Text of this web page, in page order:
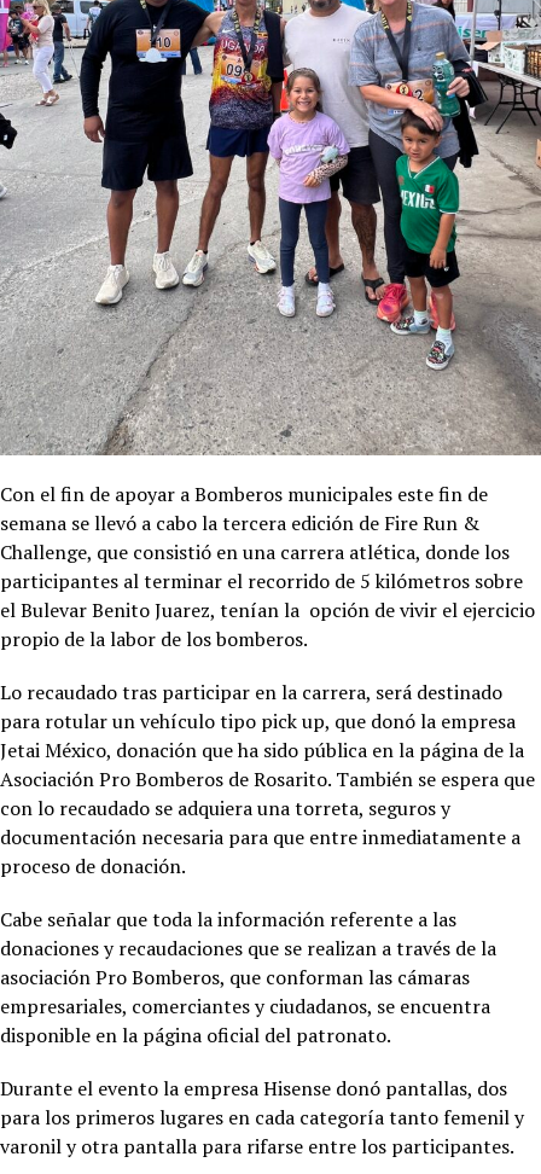
Con el fin de apoyar a Bomberos municipales este fin de
semana se llevó a cabo la tercera edición de Fire Run &
Challenge, que consistió en una carrera atlética, donde los
participantes al terminar el recorrido de 5 kilómetros sobre
el Bulevar Benito Juarez, tenían la opción de vivir el ejercicio
propio de la labor de los bomberos.
Lo recaudado tras participar en la carrera, será destinado
para rotular un vehículo tipo pick up, que donó la empresa
Jetai México, donación que ha sido pública en la página de la
Asociación Pro Bomberos de Rosarito. También se espera que
con lo recaudado se adquiera una torreta, seguros y
documentación necesaria para que entre inmediatamente a
proceso de donación.
Cabe señalar que toda la información referente a las
donaciones y recaudaciones que se realizan a través de la
asociación Pro Bomberos, que conforman las cámaras
empresariales, comerciantes y ciudadanos, se encuentra
disponible en la página oficial del patronato.
Durante el evento la empresa Hisense donó pantallas, dos
para los primeros lugares en cada categoría tanto femenil y
varonil y otra pantalla para rifarse entre los participantes.